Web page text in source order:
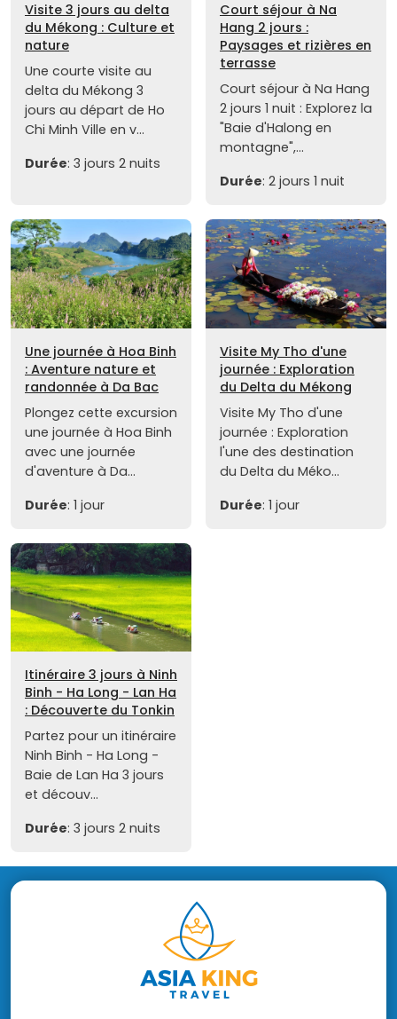
Visite 3 jours au delta
du Mékong : Culture et
nature
Une courte visite au
delta du Mékong 3
jours au départ de Ho
Chi Minh Ville en v...
Durée: 3 jours 2 nuits
Court séjour à Na
Hang 2 jours :
Paysages et rizières en
terrasse
Court séjour à Na Hang
2 jours 1 nuit : Explorez la
"Baie d'Halong en
montagne",...
Durée: 2 jours 1 nuit
Une journée à Hoa Binh
: Aventure nature et
randonnée à Da Bac
Plongez cette excursion
une journée à Hoa Binh
avec une journée
d'aventure à Da...
Durée: 1 jour
Visite My Tho d'une
journée : Exploration
du Delta du Mékong
Visite My Tho d'une
journée : Exploration
l'une des destination
du Delta du Méko...
Durée: 1 jour
Itinéraire 3 jours à Ninh
Binh - Ha Long - Lan Ha
: Découverte du Tonkin
Partez pour un itinéraire
Ninh Binh - Ha Long -
Baie de Lan Ha 3 jours
et découv...
Durée: 3 jours 2 nuits